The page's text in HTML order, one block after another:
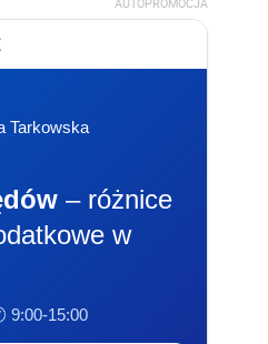
AUTOPROMOCJA
Tarkowska
– różnice
w
9:00-15:00